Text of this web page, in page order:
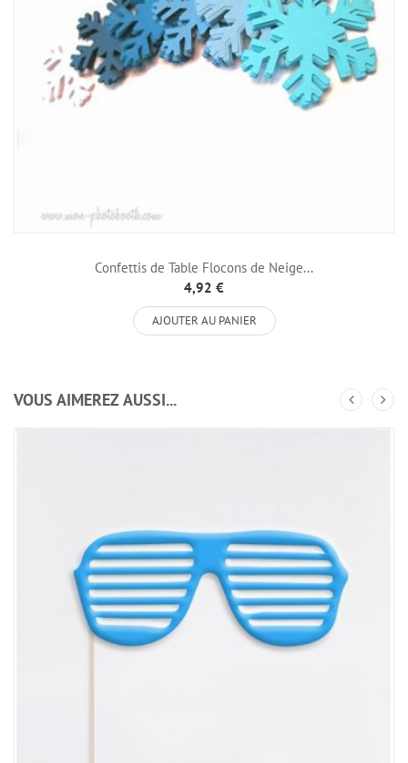
Confettis de Table Flocons de Neige...
4,92 €
AJOUTER AU PANIER
VOUS AIMEREZ AUSSI...